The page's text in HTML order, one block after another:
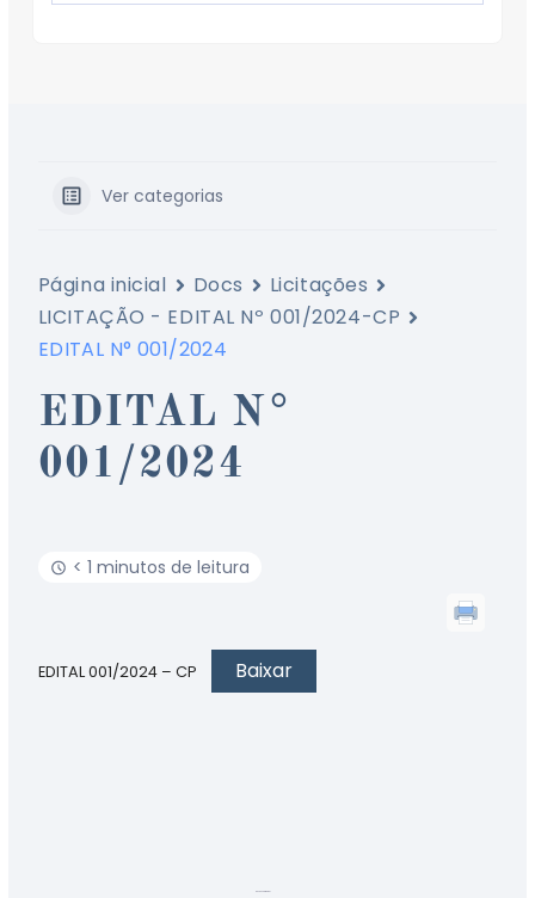
Ver categorias
Página inicial Docs
Licitações
LICITAÇÃO - EDITAL Nº 001/2024-CP
EDITAL N° 001/2024
EDITAL N°
001/2024
< 1 minutos de leitura
EDITAL 001/2024 – CP Baixar